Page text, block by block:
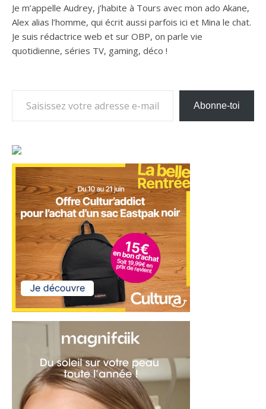
Je m’appelle Audrey, j’habite à Tours avec mon ado Akane,
Alex alias l’homme, qui écrit aussi parfois ici et Mina le chat.
Je suis rédactrice web et sur OBP, on parle vie
quotidienne, séries TV, gaming, déco !
Abonne-toi